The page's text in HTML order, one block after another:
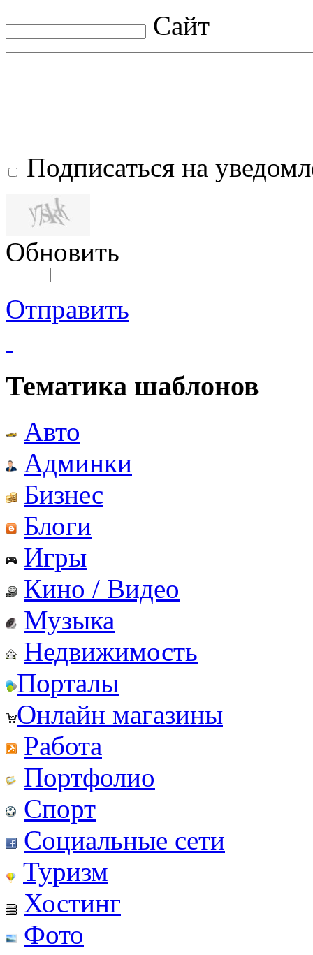
Сайт
Подписаться на
Обновить
Отправить
Тематика шаблонов
Авто
Админки
Бизнес
Блоги
Игры
Кино / Видео
Музыка
Недвижимость
Порталы
Онлайн магазины
Работа
Портфолио
Спорт
Социальные сети
Туризм
Хостинг
Фото